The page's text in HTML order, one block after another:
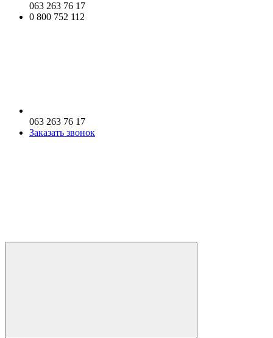
063 263 76 17
0 800 752 112
063 263 76 17
Заказать звонок